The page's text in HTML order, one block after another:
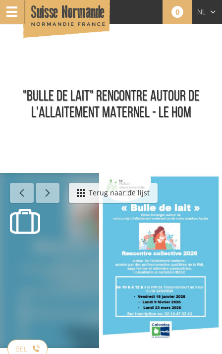
0 NL
"BULLE DE LAIT" RENCONTRE AUTOUR DE
L'ALLAITEMENT MATERNEL - LE HOM
Agenda - NederlandsTerug naar de lijst
BEL